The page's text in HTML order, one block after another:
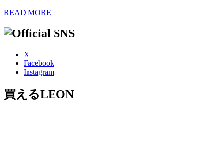
READ MORE
X
Facebook
Instagram
買えるLEON